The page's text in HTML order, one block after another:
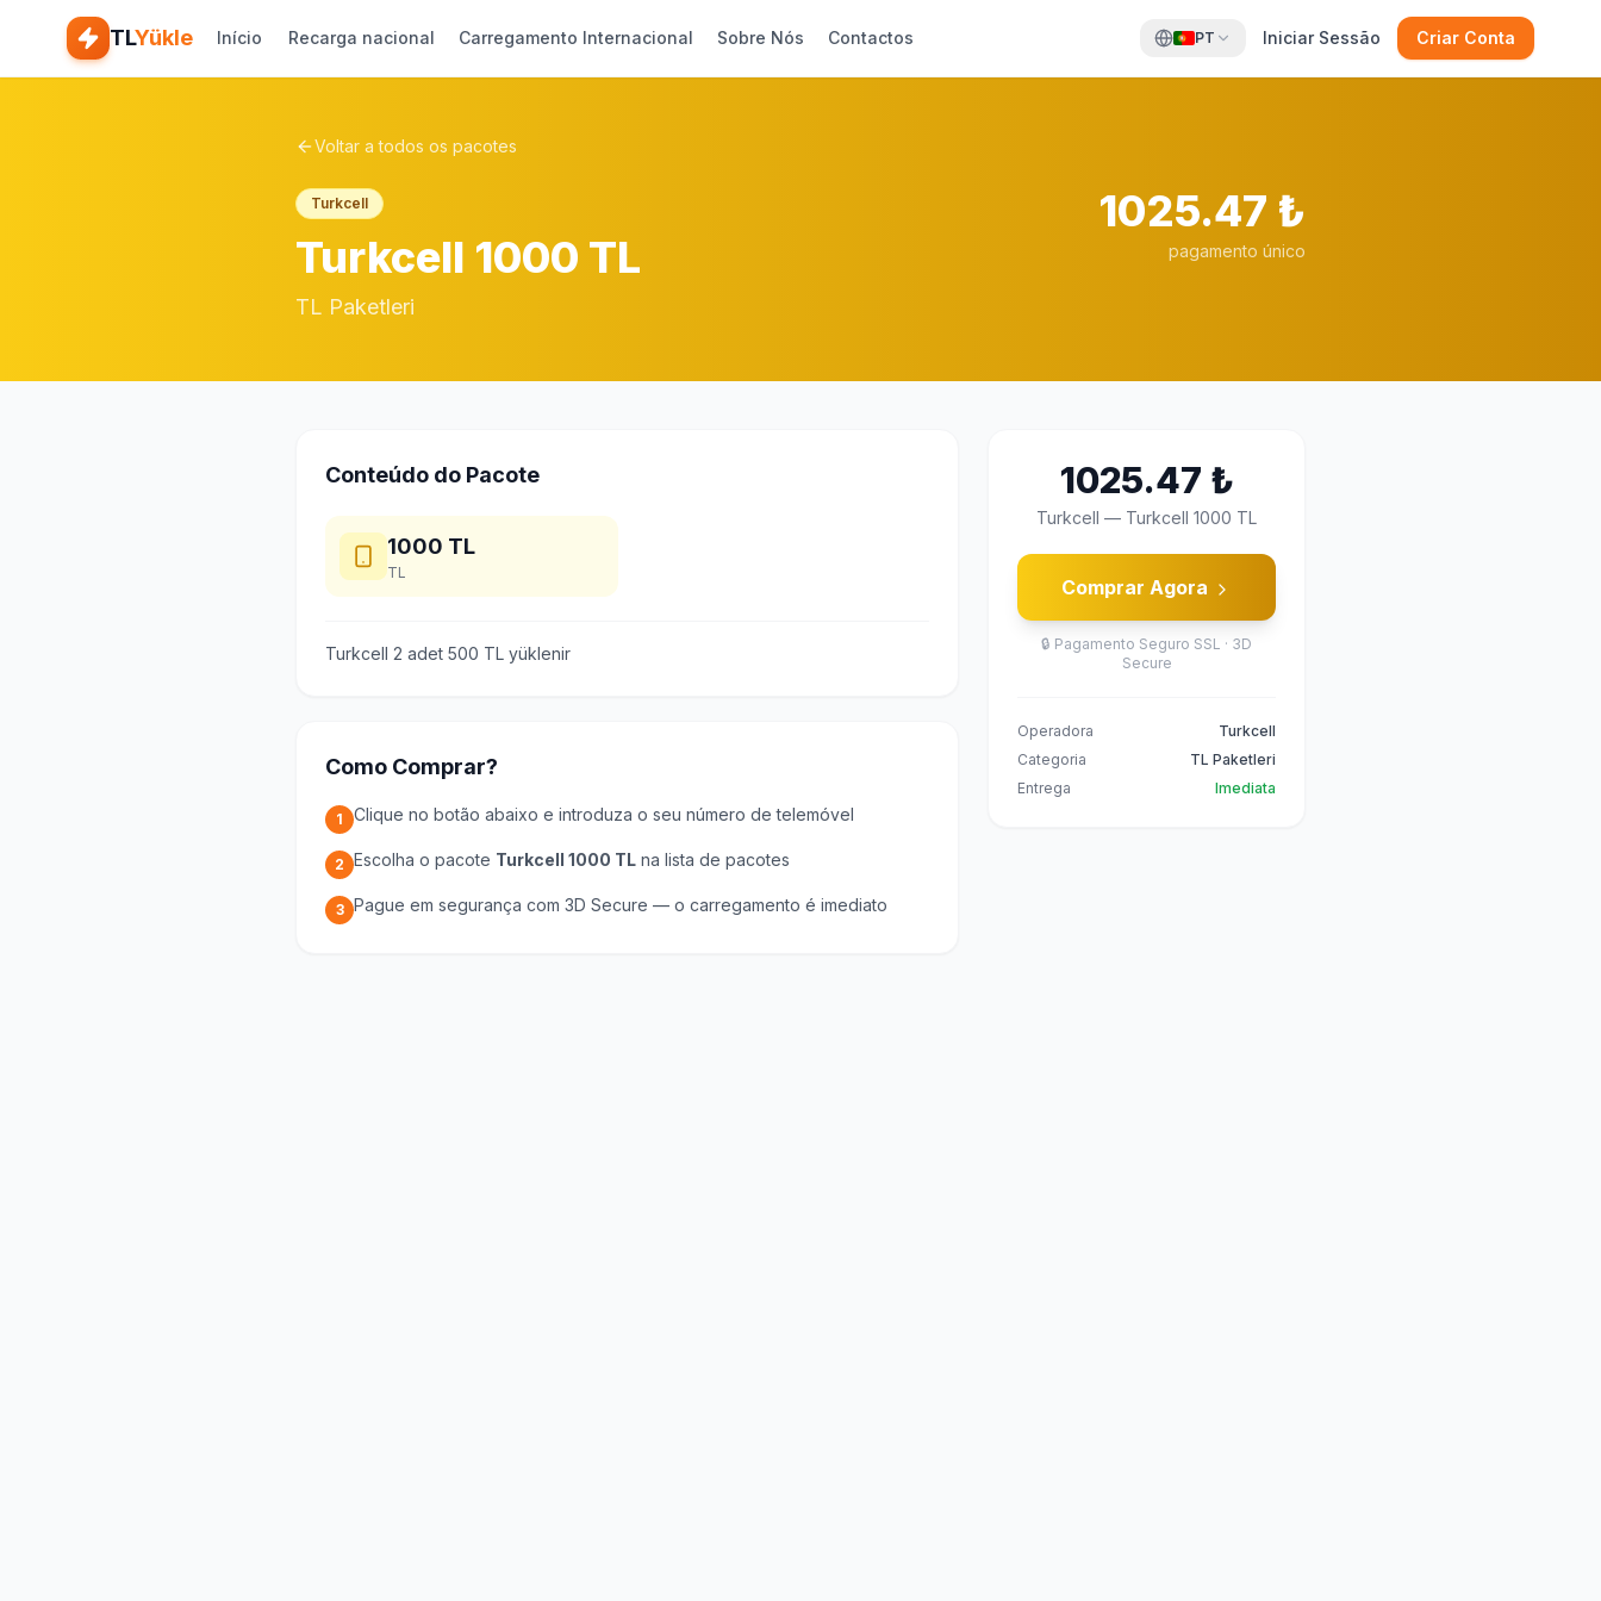
TLYükle Início Recarga nacional Carregamento Internacional Sobre Nós Contactos PT Iniciar Sessão Criar Conta
Voltar a todos os pacotes
Turkcell
Turkcell 1000 TL
TL Paketleri
1025.47 ₺
pagamento único
Conteúdo do Pacote
1000 TL
TL
Turkcell 2 adet 500 TL yüklenir
Como Comprar?
1 Clique no botão abaixo e introduza o seu número de telemóvel
2 Escolha o pacote Turkcell 1000 TL na lista de pacotes
3 Pague em segurança com 3D Secure — o carregamento é imediato
1025.47 ₺
Turkcell — Turkcell 1000 TL
Comprar Agora
🔒 Pagamento Seguro SSL · 3D
Secure
Operadora
Turkcell
Categoria
TL Paketleri
Entrega
Imediata